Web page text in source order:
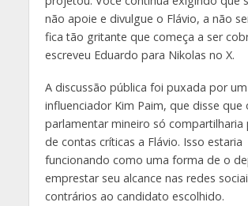
não apoie e divulgue o Flávio, a não
fica tão gritante que começa a ser
escreveu Eduardo para Nikolas no X.
A discussão pública foi puxada por
influenciador Kim Paim, que disse que
parlamentar mineiro só compartilharia
de contas críticas a Flávio. Isso estaria
funcionando como uma forma de o
emprestar seu alcance nas redes
contrários ao candidato escolhido.